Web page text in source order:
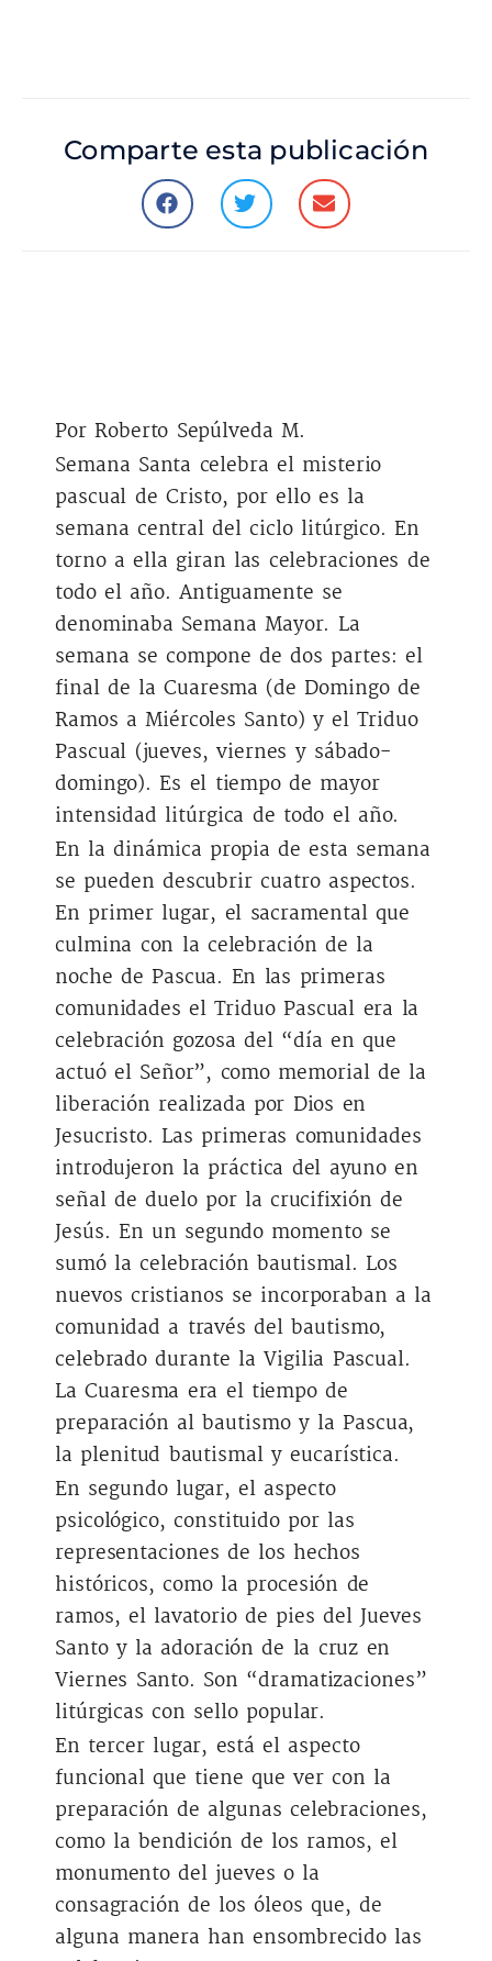
Comparte esta publicación
Por Roberto Sepúlveda M.
Semana Santa celebra el misterio
pascual de Cristo, por ello es la
semana central del ciclo litúrgico. En
torno a ella giran las celebraciones de
todo el año. Antiguamente se
denominaba Semana Mayor. La
semana se compone de dos partes: el
final de la Cuaresma (de Domingo de
Ramos a Miércoles Santo) y el Triduo
Pascual (jueves, viernes y sábado-
domingo). Es el tiempo de mayor
intensidad litúrgica de todo el año.
En la dinámica propia de esta semana
se pueden descubrir cuatro aspectos.
En primer lugar, el sacramental que
culmina con la celebración de la
noche de Pascua. En las primeras
comunidades el Triduo Pascual era la
celebración gozosa del “día en que
actuó el Señor”, como memorial de la
liberación realizada por Dios en
Jesucristo. Las primeras comunidades
introdujeron la práctica del ayuno en
señal de duelo por la crucifixión de
Jesús. En un segundo momento se
sumó la celebración bautismal. Los
nuevos cristianos se incorporaban a la
comunidad a través del bautismo,
celebrado durante la Vigilia Pascual.
La Cuaresma era el tiempo de
preparación al bautismo y la Pascua,
la plenitud bautismal y eucarística.
En segundo lugar, el aspecto
psicológico, constituido por las
representaciones de los hechos
históricos, como la procesión de
ramos, el lavatorio de pies del Jueves
Santo y la adoración de la cruz en
Viernes Santo. Son “dramatizaciones”
litúrgicas con sello popular.
En tercer lugar, está el aspecto
funcional que tiene que ver con la
preparación de algunas celebraciones,
como la bendición de los ramos, el
monumento del jueves o la
consagración de los óleos que, de
alguna manera han ensombrecido las